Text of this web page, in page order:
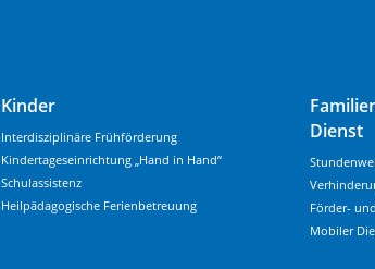
Kinder
Interdisziplinäre Frühförderung
Kindertageseinrichtung „Hand in Hand“
Schulassistenz
Heilpädagogische Ferienbetreuung
Dienst
Förder-
Mobiler